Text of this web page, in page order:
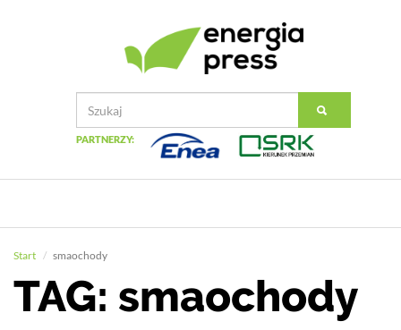
PARTNERZY:
Start smaochody
TAG: smaochody